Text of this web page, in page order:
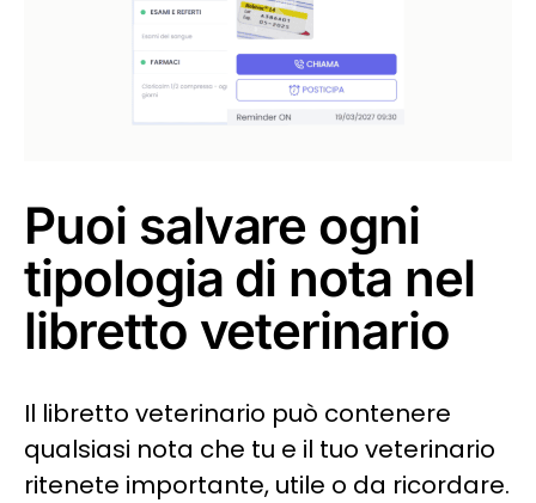
Puoi salvare ogni
tipologia di nota nel
libretto veterinario
Il libretto veterinario può contenere
qualsiasi nota che tu e il tuo veterinario
ritenete importante, utile o da ricordare.